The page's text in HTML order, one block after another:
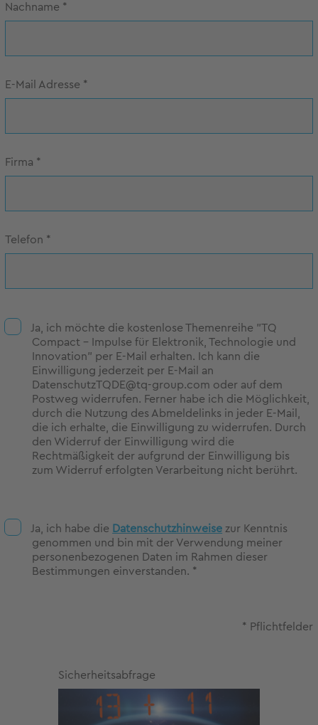
Nachname *
E-Mail Adresse *
Firma *
Telefon *
Ja, ich möchte die kostenlose Themenreihe "TQ
Compact - Impulse für Elektronik, Technologie und
Innovation" per E-Mail erhalten. Ich kann die
Einwilligung jederzeit per E-Mail an
DatenschutzTQDE@tq-group.com oder auf dem
Postweg widerrufen. Ferner habe ich die Möglichkeit,
durch die Nutzung des Abmeldelinks in jeder E-Mail,
die ich erhalte, die Einwilligung zu widerrufen. Durch
den Widerruf der Einwilligung wird die
Rechtmäßigkeit der aufgrund der Einwilligung bis
zum Widerruf erfolgten Verarbeitung nicht berührt.
Ja, ich habe die Datenschutzhinweise zur Kenntnis
genommen und bin mit der Verwendung meiner
personenbezogenen Daten im Rahmen dieser
Bestimmungen einverstanden. *
* Pflichtfelder
Sicherheitsabfrage